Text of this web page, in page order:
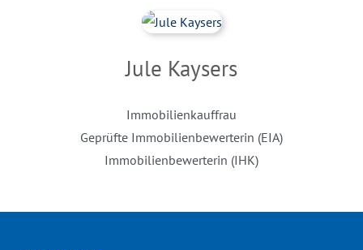
Jule Kaysers
Immobilienkauffrau
Geprüfte Immobilienbewerterin (EIA)
Immobilienbewerterin (IHK)